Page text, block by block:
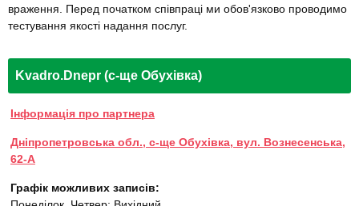
враження. Перед початком співпраці ми обов'язково проводимо
тестування якості надання послуг.
Kvadro.Dnepr (с-ще Обухівка)
Інформація про партнера
Дніпропетровська обл., с-ще Обухівка, вул. Вознесенська,
62-А
Графік можливих записів: